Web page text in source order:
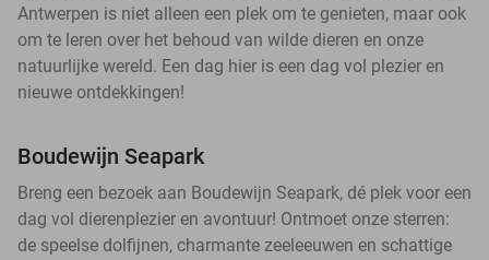
Antwerpen is niet alleen een plek om te genieten, maar ook
om te leren over het behoud van wilde dieren en onze
natuurlijke wereld. Een dag hier is een dag vol plezier en
nieuwe ontdekkingen!
Boudewijn Seapark
Breng een bezoek aan Boudewijn Seapark, dé plek voor een
dag vol dierenplezier en avontuur! Ontmoet onze sterren:
de speelse dolfijnen, charmante zeeleeuwen en schattige